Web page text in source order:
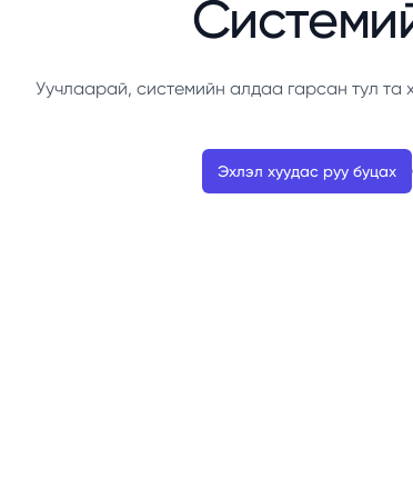
Уучлаарай, системийн алдаа гарсан тул
Эхлэл хуудас руу буцах